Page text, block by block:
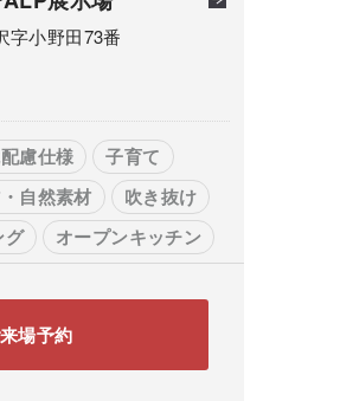
字小野田73番
慮仕様
子育て
自然素材
吹き抜け
グ
オープンキッチン
場予約